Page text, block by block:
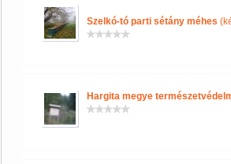
Szelkó-tó parti sétány méhes
Hargita megye